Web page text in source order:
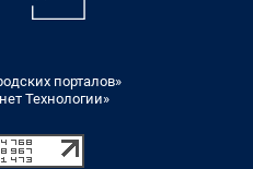
порталов»
Технологии»